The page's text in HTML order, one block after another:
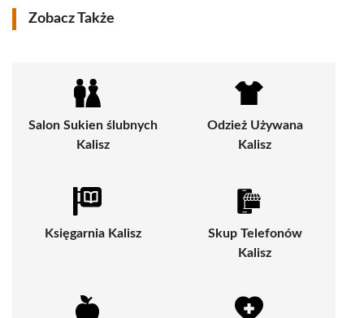
Zobacz Także
Salon Sukien ślubnych
Kalisz
Odzież Używana
Kalisz
Księgarnia Kalisz
Skup Telefonów
Kalisz